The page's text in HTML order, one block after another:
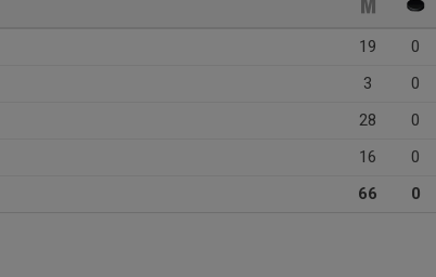
19 0
3 0
28 0
16 0
66 0